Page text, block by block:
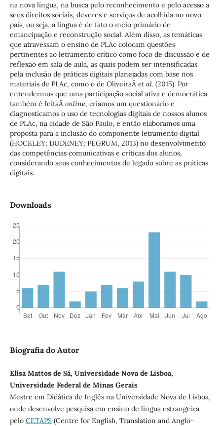
na nova língua, na busca pelo reconhecimento e pelo acesso a
seus direitos sociais, deveres e serviços de acolhida no novo
país, ou seja, a língua é de fato o meio primário de
emancipação e reconstrução social. Além disso, as temáticas
que atravessam o ensino de PLAc colocam questões
pertinentes ao letramento crítico como foco de discussão e de
reflexão em sala de aula, as quais podem ser intensificadas
pela inclusão de práticas digitais planejadas com base nos
materiais de PLAc, como o de OliveiraÂ et al. (2015). Por
entendermos que uma participação social ativa e democrática
também é feitaÂ online, criamos um questionário e
diagnosticamos o uso de tecnologias digitais de nossos alunos
de PLAc, na cidade de São Paulo, e então elaboramos uma
proposta para a inclusão do componente letramento digital
(HOCKLEY; DUDENEY; PEGRUM, 2013) no desenvolvimento
das competências comunicativas e críticas dos alunos,
considerando seus conhecimentos de legado sobre as práticas
digitais.
Downloads
Biografia do Autor
Elisa Mattos de Sá, Universidade Nova de Lisboa,
Universidade Federal de Minas Gerais
Mestre em Didática de Inglês na Universidade Nova de Lisboa,
onde desenvolve pesquisa em ensino de língua estrangeira
pelo CETAPS(Centre for English, Translation and Anglo-